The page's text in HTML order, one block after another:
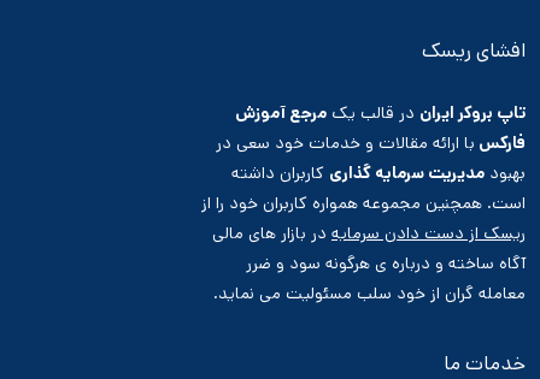
افشای ریسک
تاپ بروکر ایران در قالب یک مرجع آموزش
فارکس با ارائه مقالات و خدمات خود سعی در
بهبود مدیریت سرمایه گذاری کاربران داشته
است. همچنین مجموعه همواره کاربران خود را از
ریسک از دست دادن سرمایه در بازار های مالی
آگاه ساخته و درباره ی هرگونه سود و ضرر
معامله گران از خود سلب مسئولیت می نماید.
خدمات ما